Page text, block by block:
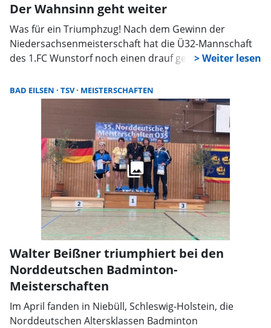
Der Wahnsinn geht weiter
Was für ein Triumphzug! Nach dem Gewinn der
Niedersachsenmeisterschaft hat die Ü32-Mannschaft
des 1.FC Wunstorf noch einen drauf gesetzt und sich
Bargteheide geholt. Der Wahnsinn geht aber noch
weiter. Und zwar in Berlin.
BAD EILSEN TSV MEISTERSCHAFTEN
Walter Beißner triumphiert bei den
Norddeutschen Badminton-
Meisterschaften
Im April fanden in Niebüll, Schleswig-Holstein, die
Norddeutschen Altersklassen Badminton